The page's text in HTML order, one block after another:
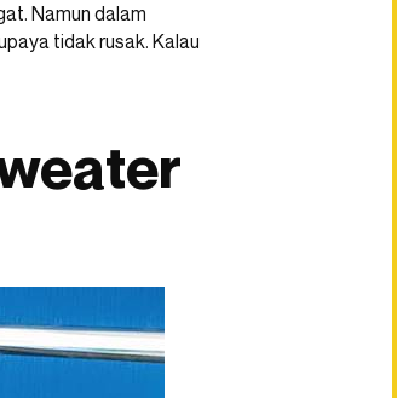
Namun dalam
tidak rusak. Kalau